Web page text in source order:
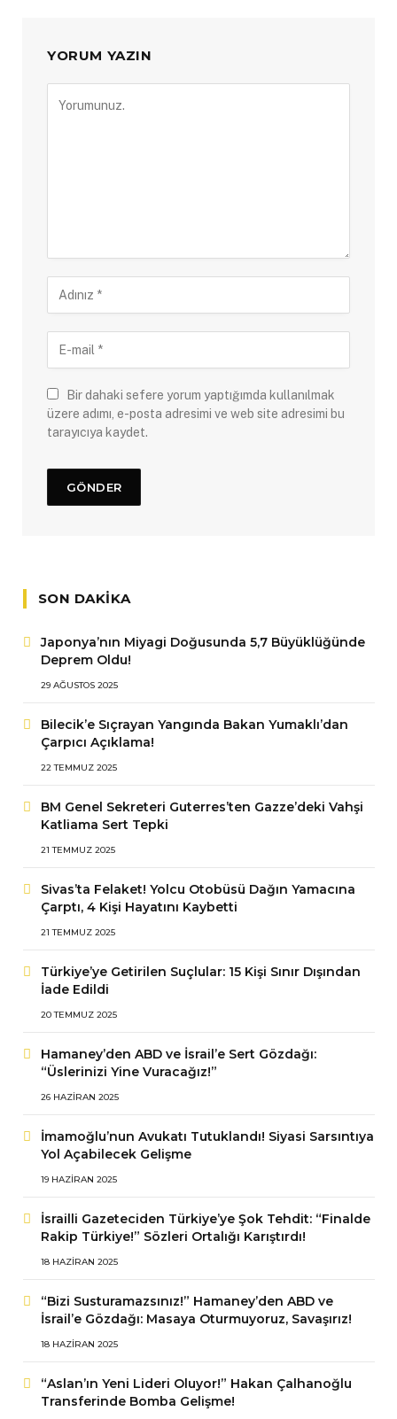
YORUM YAZIN
Bir dahaki sefere yorum yaptığımda kullanılmak
üzere adımı, e-posta adresimi ve web site adresimi bu
tarayıcıya kaydet.
SON DAKIKA
Japonya’nın Miyagi Doğusunda 5,7 Büyüklüğünde
Deprem Oldu!
29 AĞUSTOS 2025
Bilecik’e Sıçrayan Yangında Bakan Yumaklı’dan
Çarpıcı Açıklama!
22 TEMMUZ 2025
BM Genel Sekreteri Guterres’ten Gazze’deki Vahşi
Katliama Sert Tepki
21 TEMMUZ 2025
Sivas’ta Felaket! Yolcu Otobüsü Dağın Yamacına
Çarptı, 4 Kişi Hayatını Kaybetti
21 TEMMUZ 2025
Türkiye’ye Getirilen Suçlular: 15 Kişi Sınır Dışından
İade Edildi
20 TEMMUZ 2025
Hamaney’den ABD ve İsrail’e Sert Gözdağı:
“Üslerinizi Yine Vuracağız!”
26 HAZIRAN 2025
İmamoğlu’nun Avukatı Tutuklandı! Siyasi Sarsıntıya
Yol Açabilecek Gelişme
19 HAZIRAN 2025
İsrailli Gazeteciden Türkiye’ye Şok Tehdit: “Finalde
Rakip Türkiye!” Sözleri Ortalığı Karıştırdı!
18 HAZIRAN 2025
“Bizi Susturamazsınız!” Hamaney’den ABD ve
İsrail’e Gözdağı: Masaya Oturmuyoruz, Savaşırız!
18 HAZIRAN 2025
“Aslan’ın Yeni Lideri Oluyor!” Hakan Çalhanoğlu
Transferinde Bomba Gelişme!